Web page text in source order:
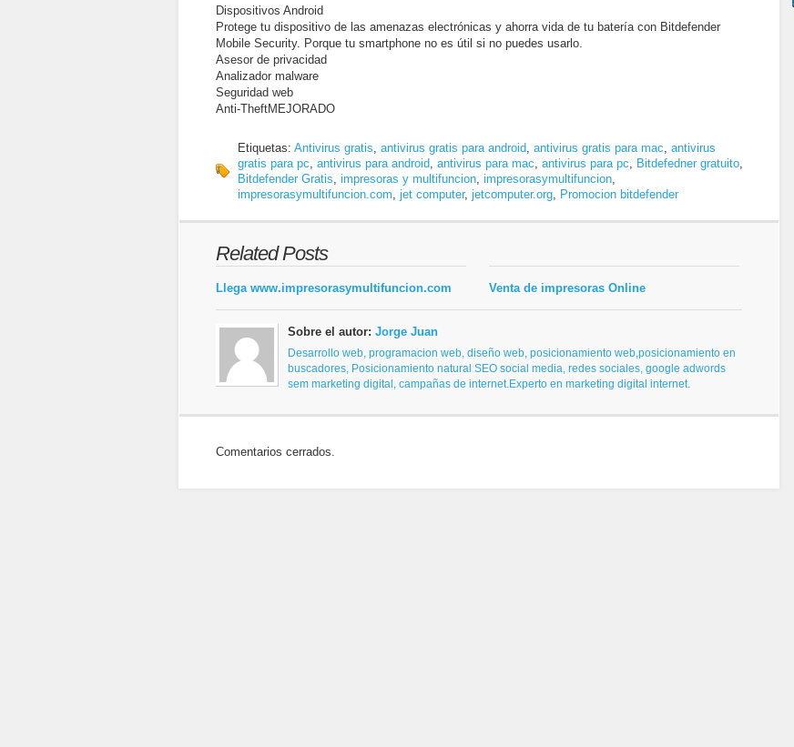
Dispositivos Android
Protege tu dispositivo de las amenazas electrónicas y ahorra vida de tu batería con Bitdefender
Mobile Security. Porque tu smartphone no es útil si no puedes usarlo.
Asesor de privacidad
Analizador malware
Seguridad web
Anti-TheftMEJORADO
Etiquetas: Antivirus gratis, antivirus gratis para android, antivirus gratis para mac, antivirus
gratis para pc, antivirus para android, antivirus para mac, antivirus para pc, Bitdefedner gratuito,
Bitdefender Gratis, impresoras y multifuncion, impresorasymultifuncion,
impresorasymultifuncion.com, jet computer, jetcomputer.org, Promocion bitdefender
Related Posts
Llega www.impresorasymultifuncion.com Venta de impresoras Online
Sobre el autor: Jorge Juan
Desarrollo web, programacion web, diseño web, posicionamiento web,posicionamiento en
buscadores, Posicionamiento natural SEO social media, redes sociales, google adwords
sem marketing digital, campañas de internet.Experto en marketing digital internet.
Comentarios cerrados.